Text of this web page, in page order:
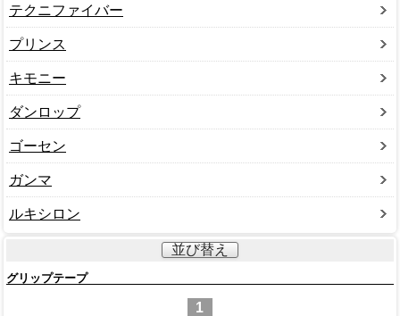
テクニファイバー
プリンス
キモニー
ダンロップ
ゴーセン
ガンマ
ルキシロン
並び替え
グリップテープ
1